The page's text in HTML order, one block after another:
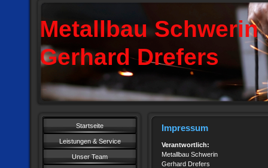
Metallbau Schwerin
Gerhard Drefers
Startseite
Leistungen & Service
Unser Team
Impressum
Verantwortlich:
Metallbau Schwerin
Gerhard Drefers